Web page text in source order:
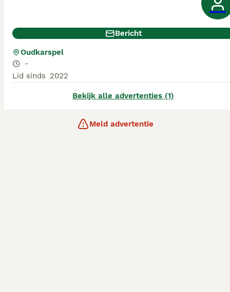
Bericht
Oudkarspel
-
Lid sinds 2022
Bekijk alle advertenties (1)
Meld advertentie